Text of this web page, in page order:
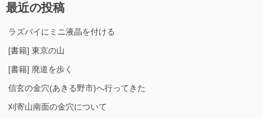
最近の投稿
ラズパイにミニ液晶を付ける
[書籍] 東京の山
[書籍] 廃道を歩く
信玄の金穴(あきる野市)へ行ってきた
刈寄山南面の金穴について